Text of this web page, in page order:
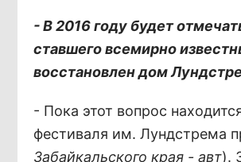
- В 2016 году будет
ставшего всемирно
восстановлен дом
- Пока этот вопрос
фестиваля им. Лундстрема
Забайкальского края - авт).